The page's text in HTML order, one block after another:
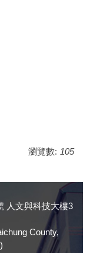
瀏覽數: 105
人文與科技大樓3
County,